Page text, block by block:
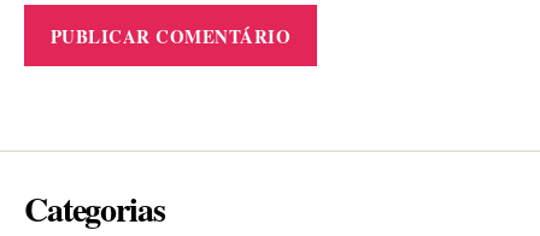
Categorias